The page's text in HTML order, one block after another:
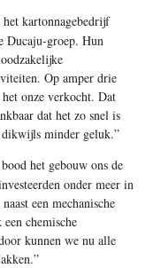
kartonnagebedrijf
Ducaju-groep. Hun
Op amper drie
onze verkocht. Dat
dat het zo snel is
dikwijls minder geluk.”
het gebouw ons de
onder meer in
een mechanische
chemische
kunnen we nu alle